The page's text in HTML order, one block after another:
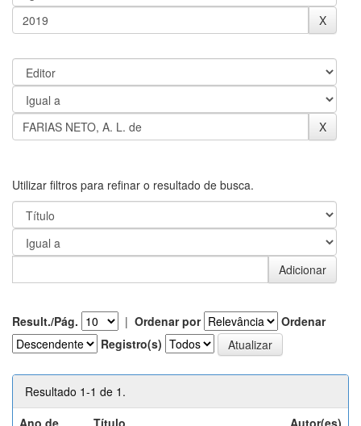
Utilizar filtros para refinar o resultado de busca.
Result./Pág. | Ordenar por
Ordenar
Registro(s)
Resultado 1-1 de 1.
Ano de
Título Autor(es)